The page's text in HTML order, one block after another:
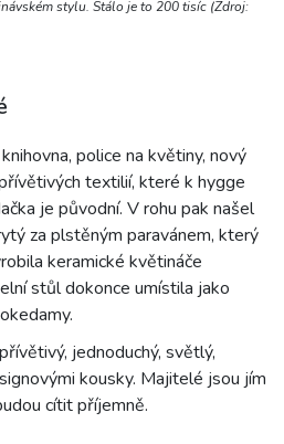
stylu. Stálo je to 200 tisíc (Zdroj:
police na květiny, nový
textilií, které k hygge
je původní. V rohu pak našel
za plstěným paravánem, který
keramické květináče
stůl dokonce umístila jako
jednoduchý, světlý,
kousky. Majitelé jsou jím
cítit příjemně.